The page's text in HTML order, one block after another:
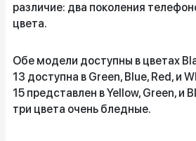
различие: два поколения
цвета.
Обе модели доступны в цветах
13 доступна в Green, Blue, Red, и
15 представлен в Yellow, Green, и
три цвета очень бледные.